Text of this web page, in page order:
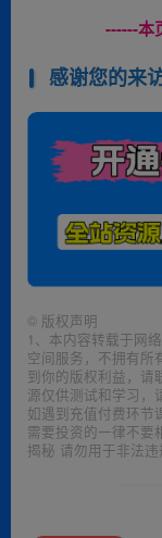
------本
感谢您的来
© 版权声明
1、本内容转载于网
空间服务，不拥有所
到你的版权利益，请
源仅供测试和学习，
如遇到充值付费环节
需要投资的一律不要
揭秘 请勿用于非法